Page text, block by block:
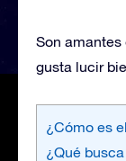
Son amantes
gusta lucir
¿Cómo es
¿Qué